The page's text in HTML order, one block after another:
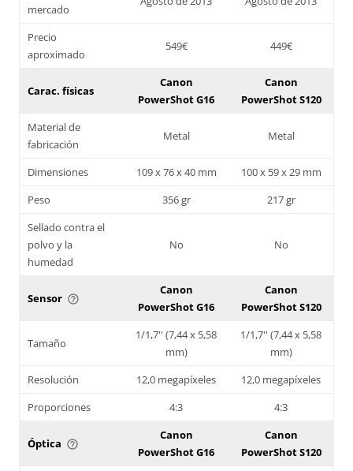
mercado
Precio
aproximado
549€ 449€
Carac. físicas
Canon
PowerShot G16
Canon
PowerShot S120
Material de
fabricación
Metal Metal
Dimensiones 109 x 76 x 40 mm
100 x 59 x 29 mm
Peso
356 gr
217 gr
Sellado contra el
polvo y la
humedad
No No
Sensor help_outline
Canon
PowerShot G16
Canon
PowerShot S120
Tamaño
1/1,7'' (7,44 x 5,58
mm)
1/1,7'' (7,44 x 5,58
mm)
Resolución
12,0 megapíxeles
12,0 megapíxeles
Proporciones
4:3 4:3
Óptica help_outline
Canon
PowerShot G16
Canon
PowerShot S120